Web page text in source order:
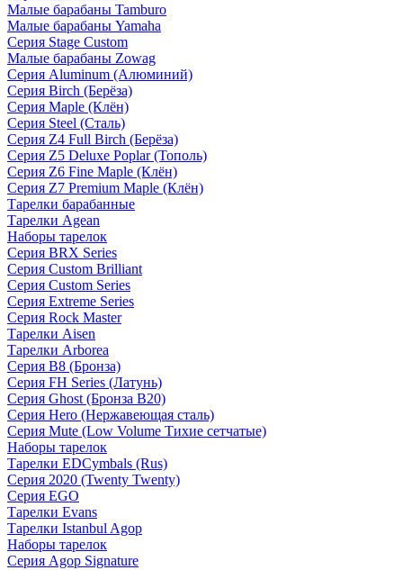
Малые барабаны Tamburo
Малые барабаны Yamaha
Серия Stage Custom
Малые барабаны Zowag
Серия Aluminum (Алюминий)
Серия Birch (Берёза)
Серия Maple (Клён)
Серия Steel (Сталь)
Серия Z4 Full Birch (Берёза)
Серия Z5 Deluxe Poplar (Тополь)
Серия Z6 Fine Maple (Клён)
Серия Z7 Premium Maple (Клён)
Тарелки барабанные
Тарелки Agean
Наборы тарелок
Серия BRX Series
Серия Custom Brilliant
Серия Custom Series
Серия Extreme Series
Серия Rock Master
Тарелки Aisen
Тарелки Arborea
Серия B8 (Бронза)
Серия FH Series (Латунь)
Серия Ghost (Бронза B20)
Серия Hero (Нержавеющая сталь)
Серия Mute (Low Volume Тихие сетчатые)
Наборы тарелок
Тарелки EDCymbals (Rus)
Серия 2020 (Twenty Twenty)
Серия EGO
Тарелки Evans
Тарелки Istanbul Agop
Наборы тарелок
Серия Agop Signature